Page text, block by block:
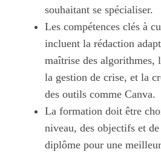
souhaitant se spécialiser.
Les compétences clés à
incluent la rédaction
maîtrise des algorithmes,
la gestion de crise, et la
des outils comme Canva.
La formation doit être
niveau, des objectifs et
diplôme pour une